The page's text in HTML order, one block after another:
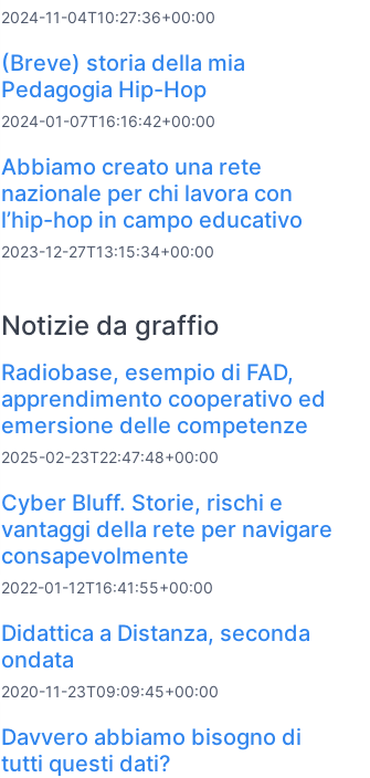
2024-11-04T10:27:36+00:00
(Breve) storia della mia
Pedagogia Hip-Hop
2024-01-07T16:16:42+00:00
Abbiamo creato una rete
nazionale per chi lavora con
l’hip-hop in campo educativo
2023-12-27T13:15:34+00:00
Notizie da graffio
Radiobase, esempio di FAD,
apprendimento cooperativo ed
emersione delle competenze
2025-02-23T22:47:48+00:00
Cyber Bluff. Storie, rischi e
vantaggi della rete per navigare
consapevolmente
2022-01-12T16:41:55+00:00
Didattica a Distanza, seconda
ondata
2020-11-23T09:09:45+00:00
Davvero abbiamo bisogno di
tutti questi dati?